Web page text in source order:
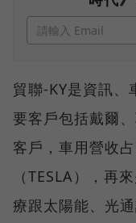
貿聯-KY是資訊、
要客戶包括戴爾
客戶，車用營收
（TESLA），再
療跟太陽能、光通